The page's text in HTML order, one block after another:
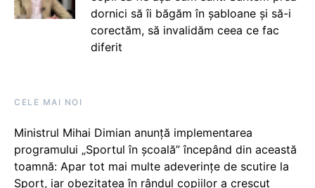
dornici să îi băgăm în șabloane și să-i
corectăm, să invalidăm ceea ce fac
diferit
CELE MAI NOI
Ministrul Mihai Dimian anunță implementarea
programului „Sportul în școală” începând din această
toamnă: Apar tot mai multe adeverințe de scutire la
Sport, iar obezitatea în rândul copiilor a crescut